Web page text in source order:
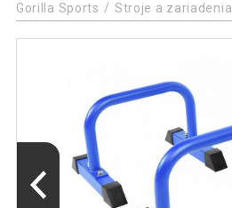
Gorilla Sports Stroje a zariadenia